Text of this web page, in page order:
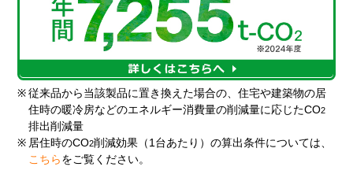
※ 従来品から当該製品に置き換えた場合の、住宅や建築物の居
住時の暖冷房などのエネルギー消費量の削減量に応じたCO2
排出削減量
※ 居住時のCO2削減効果（1台あたり）の算出条件については、
こちら をご覧ください。